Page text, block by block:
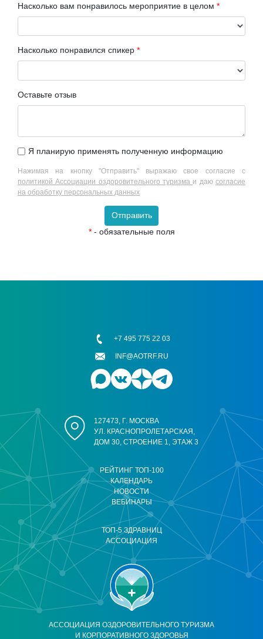
Насколько вам понравилось мероприятие в целом *
Насколько понравился спикер *
Оставьте отзыв
Я планирую применять полученную информацию
Нажимая на кнопку "Отправить" выражаю свое согласие с
политикой Ассоциации оздоровительного туризма и даюсогласие
на обработку персональных данных
Отправить
*- обязательные поля
АССОЦИАЦИЯ ОЗДОРОВИТЕЛЬНОГО ТУРИЗМА
И КОРПОРАТИВНОГО ЗДОРОВЬЯ
РЕЙТИНГ ТОП-100
КАЛЕНДАРЬ
НОВОСТИ
ВЕБИНАРЫ
ТОП-5 ЗДРАВНИЦ
АССОЦИАЦИЯ
127473, Г. МОСКВА
УЛ. КРАСНОПРОЛЕТАРСКАЯ,
ДОМ 30, СТРОЕНИЕ 1, ЭТАЖ 3
+7 495 775 22 03
INF@AOTRF.RU